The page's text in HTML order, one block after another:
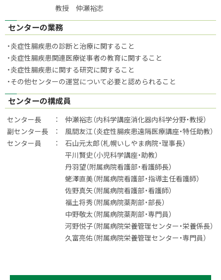
教授 仲瀬裕志
センターの業務
・炎症性腸疾患の診断と治療に関すること
・炎症性腸疾患関連医療従事者の教育に関すること
・炎症性腸疾患に関する研究に関すること
・その他センターの運営について必要と認められること
センターの構成員
センター長 ： 仲瀬裕志（内科学講座消化器内科学分野・教授）
副センター長 ： 風間友江（炎症性腸疾患遠隔医療講座・特任助教）
センター員 ： 石山元太郎（札幌いしやま病院・理事長）
平川賢史（小児科学講座・助教）
丹羽望（附属病院看護部・看護師長）
蛯澤直美（附属病院看護部・指導主任看護師）
佐野真矢（附属病院看護部・看護師）
福土将秀（附属病院薬剤部・部長）
中野敬太（附属病院薬剤部・専門員）
河野悦子（附属病院栄養管理センター・栄養係長）
久富亮佑（附属病院栄養管理センター・専門員）